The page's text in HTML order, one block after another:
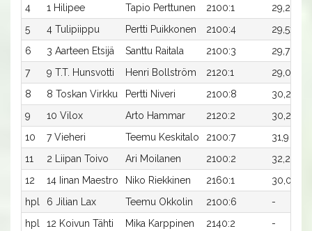
4
1 Hilipee Tapio Perttunen 2100:1 29,2
5
4 Tulipiippu Pertti Puikkonen 2100:4 29,5x
6
3 Aarteen Etsijä Santtu Raitala 2100:3 29,7
7
9 T.T. Hunsvotti Henri Bollström 2120:1 29,0
8
8 Toskan Virkku Pertti Niveri 2100:8 30,2
9
10 Vilox Arto Hammar 2120:2 30,2
10
7 Vieheri Teemu Keskitalo 2100:7 31,9
11
2 Liipan Toivo Ari Moilanen 2100:2 32,2x
12
14 Iinan Maestro Niko Riekkinen 2160:1 30,0
hpl
6 Jilian Lax Teemu Okkolin 2100:6 -
hpl
12 Koivun Tähti Mika Karppinen 2140:2 -